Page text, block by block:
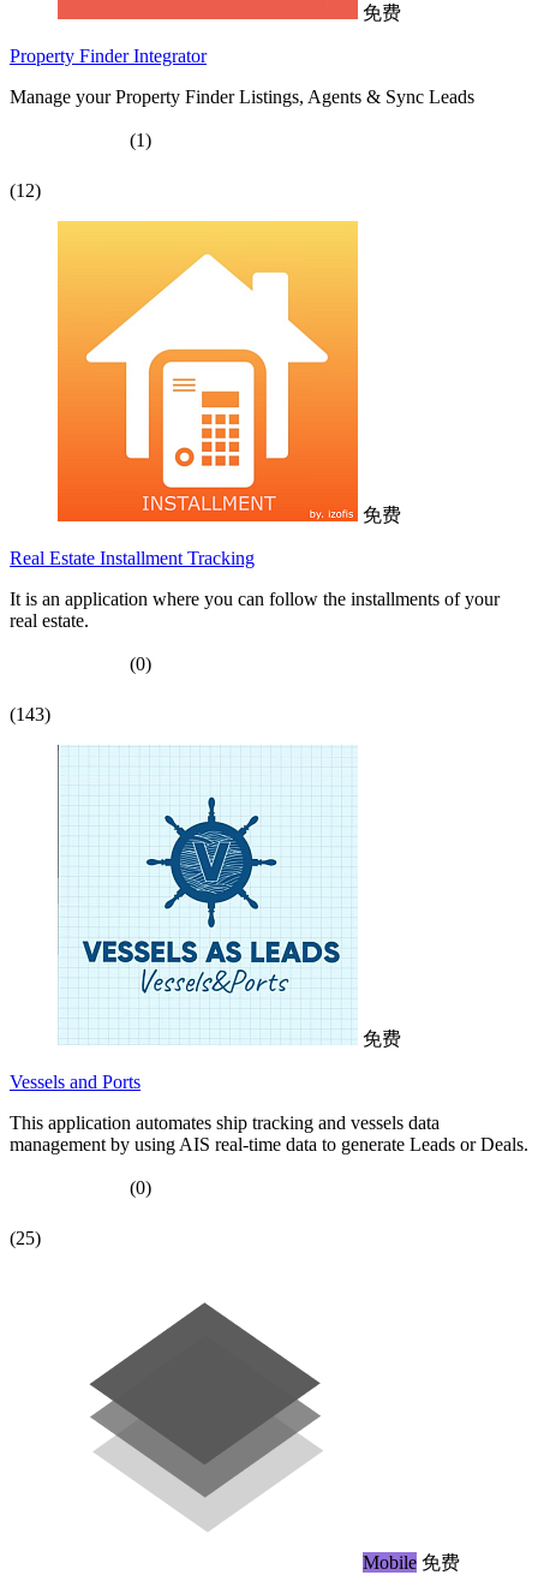
免费
Property Finder Integrator
Manage your Property Finder Listings, Agents & Sync Leads
(1)
(12)
免费
Real Estate Installment Tracking
It is an application where you can follow the installments of your
real estate.
(0)
(143)
免费
Vessels and Ports
This application automates ship tracking and vessels data
management by using AIS real-time data to generate Leads or Deals.
(0)
(25)
Mobile 免费